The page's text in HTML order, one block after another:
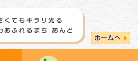
ホームへ